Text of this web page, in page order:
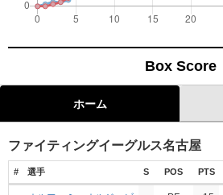
Box Score
ホーム
ファイティングイーグルス名古屋
# 選手 S POS PTS